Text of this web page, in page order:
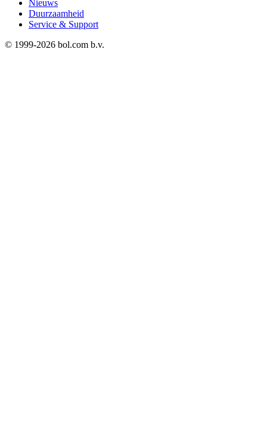
Nieuws
Duurzaamheid
Service & Support
© 1999-2026 bol.com b.v.